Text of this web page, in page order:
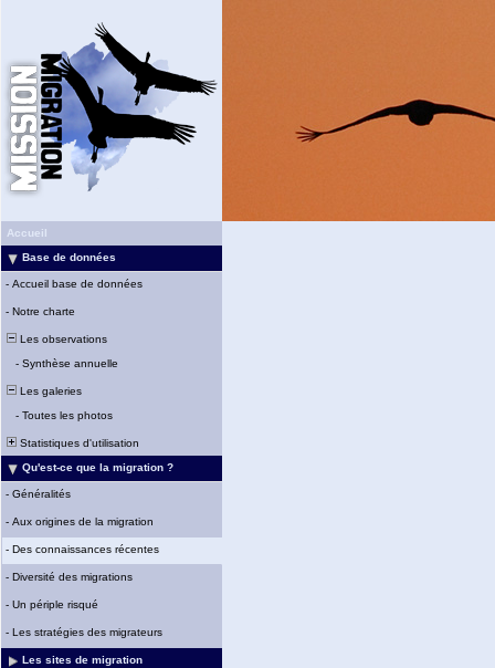
Accueil
Base de données
- Accueil base de données
- Notre charte
Les observations
- Synthèse annuelle
Les galeries
- Toutes les photos
Statistiques d'utilisation
Qu'est-ce que la migration ?
- Généralités
- Aux origines de la migration
- Des connaissances récentes
- Diversité des migrations
- Un périple risqué
- Les stratégies des migrateurs
Les sites de migration